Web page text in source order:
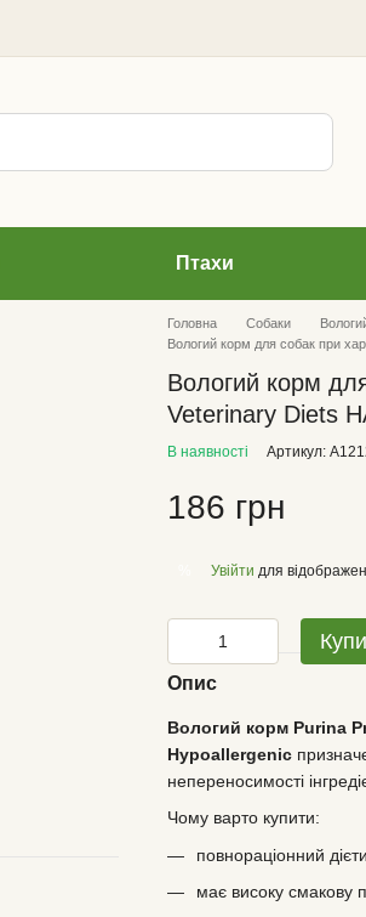
Птахи
Головна Cобаки
Вологий корм для собак при
Вологий корм
Veterinary Diets
В наявності Артикул:
186 грн
Увійти для
Опис
Вологий корм Purina
Hypoallergenic
непереносимості
Чому варто купити:
повнораціонний
має високу смакову